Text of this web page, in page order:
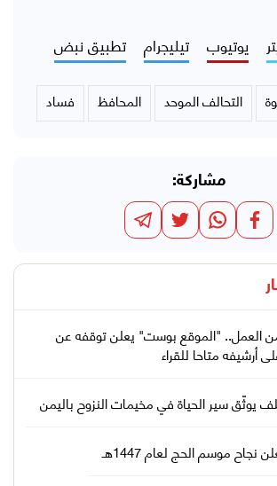
يوتيوب تيليجرام تطبيق نبض
التحالف الموحد المحافظ فساد
مشاركة:
العمل.. "الموقع بوست" يعلن توقفه عن
أرشيفه متاحا للقراء
يوثّق سير الحياة في مخيمات النزوح باليمن
نجاح موسم الحج لعام 1447هـ